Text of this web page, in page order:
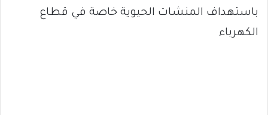
باستهداف المنشات الحيوية خاصة في قطاع
الكهرباء